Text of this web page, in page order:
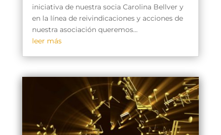
iniciativa de nuestra socia Carolina Bellver y
en la línea de reivindicaciones y acciones de
nuestra asociación queremos...
leer más